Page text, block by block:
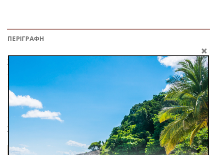
ΠΕΡΙΓΡΑΦΉ
Σαλιάρα σιλικόνης της εταιρίας Mushie. Ελαφριά με
άνετη εφαρμογή, κατασκευασμένη από μη τοξική
σιλικόνη. Καθαρίζεται εύκολα.
ΣΧΕΤΙΚΆ ΠΡΟΪΌΝΤΑ